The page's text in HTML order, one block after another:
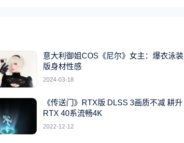
意大利御姐COS《尼尔》女主：爆衣泳装
版身材性感
2024-03-18
《传送门》RTX版 DLSS 3画质不减 耕升
RTX 40系流畅4K
2022-12-12